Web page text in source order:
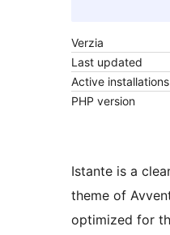
Verzia
Last updated
Active installations
PHP version
Istante is a
theme of
optimized for